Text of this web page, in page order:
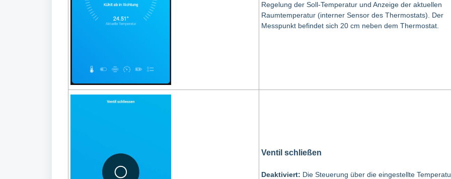
Regelung der Soll-Temperatur und Anzeige der aktuellen
Raumtemperatur (interner Sensor des Thermostats). Der
Messpunkt befindet sich 20 cm neben dem Thermostat.
Ventil schließen
Deaktiviert: Die Steuerung über die eingestellte